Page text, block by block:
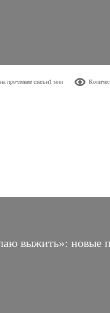
прочтение статьи1 мин
выжить»: новые